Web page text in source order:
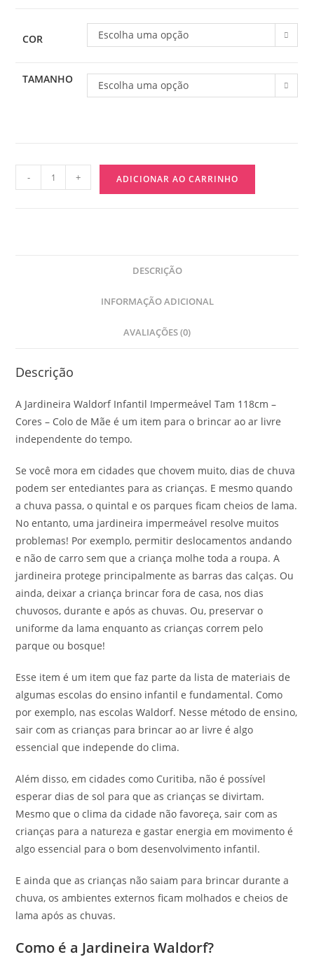
COR Escolha uma opção
TAMANHO Escolha uma opção
- + ADICIONAR AO CARRINHO
DESCRIÇÃO
INFORMAÇÃO ADICIONAL
AVALIAÇÕES (0)
Descrição
A Jardineira Waldorf Infantil Impermeável Tam 118cm –
Cores – Colo de Mãe é um item para o brincar ao ar livre
independente do tempo.
Se você mora em cidades que chovem muito, dias de chuva
podem ser entediantes para as crianças. E mesmo quando
a chuva passa, o quintal e os parques ficam cheios de lama.
No entanto, uma jardineira impermeável resolve muitos
problemas! Por exemplo, permitir deslocamentos andando
e não de carro sem que a criança molhe toda a roupa. A
jardineira protege principalmente as barras das calças. Ou
ainda, deixar a criança brincar fora de casa, nos dias
chuvosos, durante e após as chuvas. Ou, preservar o
uniforme da lama enquanto as crianças correm pelo
parque ou bosque!
Esse item é um item que faz parte da lista de materiais de
algumas escolas do ensino infantil e fundamental. Como
por exemplo, nas escolas Waldorf. Nesse método de ensino,
sair com as crianças para brincar ao ar livre é algo
essencial que independe do clima.
Além disso, em cidades como Curitiba, não é possível
esperar dias de sol para que as crianças se divirtam.
Mesmo que o clima da cidade não favoreça, sair com as
crianças para a natureza e gastar energia em movimento é
algo essencial para o bom desenvolvimento infantil.
E ainda que as crianças não saiam para brincar durante a
chuva, os ambientes externos ficam molhados e cheios de
lama após as chuvas.
Como é a Jardineira Waldorf?